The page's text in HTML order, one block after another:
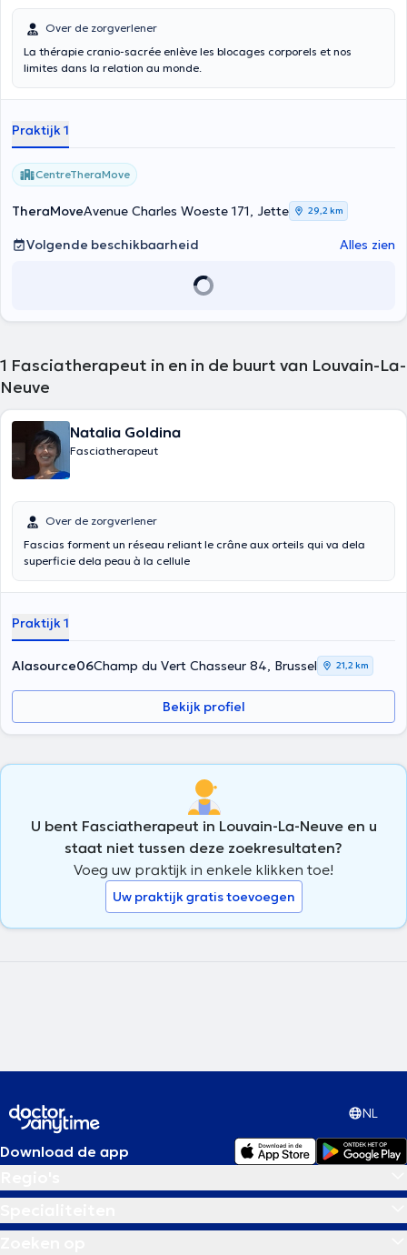
Over de zorgverlener
La thérapie cranio-sacrée enlève les blocages corporels et nos
limites dans la relation au monde.
Praktijk 1
CentreTheraMove
TheraMoveAvenue Charles Woeste 171, Jette 29,2 km
Volgende beschikbaarheid Alles zien
1 Fasciatherapeut in en in de buurt van Louvain-La-
Neuve
Natalia Goldina
Fasciatherapeut
Over de zorgverlener
Fascias forment un réseau reliant le crâne aux orteils qui va dela
superficie dela peau à la cellule
Praktijk 1
Alasource06Champ du Vert Chasseur 84, Brussel 21,2 km
Bekijk profiel
U bent Fasciatherapeut in Louvain-La-Neuve en u
staat niet tussen deze zoekresultaten?
Voeg uw praktijk in enkele klikken toe!
Uw praktijk gratis toevoegen
NL
Download de app